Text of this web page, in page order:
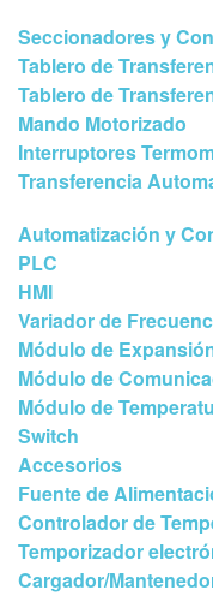
Seccionadores y
Tablero de
Tablero de
Mando Motorizado
Interruptores
Transferencia
Automatización y
PLC
HMI
Variador de
Módulo de
Módulo de
Módulo de
Switch
Accesorios
Fuente de
Controlador de
Temporizador
Cargador/